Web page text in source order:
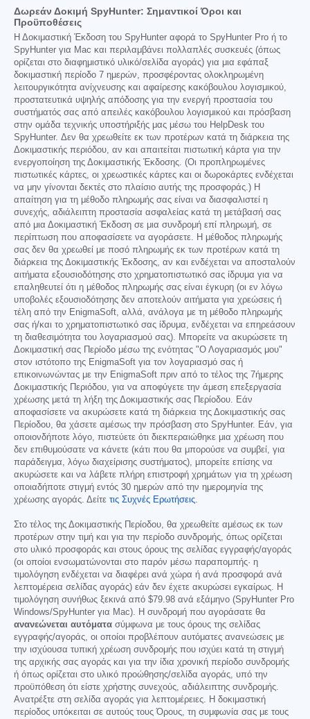
Δωρεάν Δοκιμή SpyHunter: Σημαντικοί Όροι και
Προϋποθέσεις
Η Δοκιμαστική Έκδοση του SpyHunter αφορά το SpyHunter Pro ή το
SpyHunter για Mac και περιλαμβάνει πολλαπλές συσκευές (όπως
ορίζεται στο διαφημιστικό υλικό/σελίδα αγοράς) για μια εφάπαξ
δοκιμαστική περίοδο 7 ημερών, προσφέροντας ολοκληρωμένη
λειτουργικότητα ανίχνευσης και αφαίρεσης κακόβουλου λογισμικού,
προστατευτικά υψηλής απόδοσης για την ενεργή προστασία του
συστήματός σας από απειλές κακόβουλου λογισμικού και πρόσβαση
στην ομάδα τεχνικής υποστήριξής μας μέσω του HelpDesk του
SpyHunter. Δεν θα χρεωθείτε εκ των προτέρων κατά τη διάρκεια της
Δοκιμαστικής περιόδου, αν και απαιτείται πιστωτική κάρτα για την
ενεργοποίηση της Δοκιμαστικής Έκδοσης. (Οι προπληρωμένες
πιστωτικές κάρτες, οι χρεωστικές κάρτες και οι δωροκάρτες ενδέχεται
να μην γίνονται δεκτές στο πλαίσιο αυτής της προσφοράς.) Η
απαίτηση για τη μέθοδο πληρωμής σας είναι να διασφαλιστεί η
συνεχής, αδιάλειπτη προστασία ασφαλείας κατά τη μετάβασή σας
από μια Δοκιμαστική Έκδοση σε μια συνδρομή επί πληρωμή, σε
περίπτωση που αποφασίσετε να αγοράσετε. Η μέθοδος πληρωμής
σας δεν θα χρεωθεί με ποσό πληρωμής εκ των προτέρων κατά τη
διάρκεια της Δοκιμαστικής Έκδοσης, αν και ενδέχεται να αποσταλούν
αιτήματα εξουσιοδότησης στο χρηματοπιστωτικό σας ίδρυμα για να
επαληθευτεί ότι η μέθοδος πληρωμής σας είναι έγκυρη (οι εν λόγω
υποβολές εξουσιοδότησης δεν αποτελούν αιτήματα για χρεώσεις ή
τέλη από την EnigmaSoft, αλλά, ανάλογα με τη μέθοδο πληρωμής
σας ή/και το χρηματοπιστωτικό σας ίδρυμα, ενδέχεται να επηρεάσουν
τη διαθεσιμότητα του λογαριασμού σας). Μπορείτε να ακυρώσετε τη
Δοκιμαστική σας Περίοδο μέσω της ενότητας "Ο Λογαριασμός μου"
στον ιστότοπο της EnigmaSoft για τον λογαριασμό σας ή
επικοινωνώντας με την EnigmaSoft πριν από το τέλος της 7ήμερης
Δοκιμαστικής Περιόδου, για να αποφύγετε την άμεση επεξεργασία
χρέωσης μετά τη λήξη της Δοκιμαστικής σας Περίοδου. Εάν
αποφασίσετε να ακυρώσετε κατά τη διάρκεια της Δοκιμαστικής σας
Περίοδου, θα χάσετε αμέσως την πρόσβαση στο SpyHunter. Εάν, για
οποιονδήποτε λόγο, πιστεύετε ότι διεκπεραιώθηκε μια χρέωση που
δεν επιθυμούσατε να κάνετε (κάτι που θα μπορούσε να συμβεί, για
παράδειγμα, λόγω διαχείρισης συστήματος), μπορείτε επίσης να
ακυρώσετε και να λάβετε πλήρη επιστροφή χρημάτων για τη χρέωση
οποιαδήποτε στιγμή εντός 30 ημερών από την ημερομηνία της
χρέωσης αγοράς. Δείτε τις Συχνές Ερωτήσεις.
Στο τέλος της Δοκιμαστικής Περίοδου, θα χρεωθείτε αμέσως εκ των
προτέρων στην τιμή και για την περίοδο συνδρομής, όπως ορίζεται
στο υλικό προσφοράς και στους όρους της σελίδας εγγραφής/αγοράς
(οι οποίοι ενσωματώνονται στο παρόν μέσω παραπομπής· η
τιμολόγηση ενδέχεται να διαφέρει ανά χώρα ή ανά προσφορά ανά
λεπτομέρεια σελίδας αγοράς) εάν δεν έχετε ακυρώσει εγκαίρως. Η
τιμολόγηση συνήθως ξεκινά από $79.98 ανά εξάμηνο (SpyHunter Pro
Windows/SpyHunter για Mac). Η συνδρομή που αγοράσατε θα
ανανεώνεται αυτόματα σύμφωνα με τους όρους της σελίδας
εγγραφής/αγοράς, οι οποίοι προβλέπουν αυτόματες ανανεώσεις με
την ισχύουσα τυπική χρέωση συνδρομής που ισχύει κατά τη στιγμή
της αρχικής σας αγοράς και για την ίδια χρονική περίοδο συνδρομής
ή όπως ορίζεται στο υλικό προώθησης/σελίδα αγοράς, υπό την
προϋπόθεση ότι είστε χρήστης συνεχούς, αδιάλειπτης συνδρομής.
Ανατρέξτε στη σελίδα αγοράς για λεπτομέρειες. Η δοκιμαστική
περίοδος υπόκειται σε αυτούς τους Όρους, τη συμφωνία σας με τους